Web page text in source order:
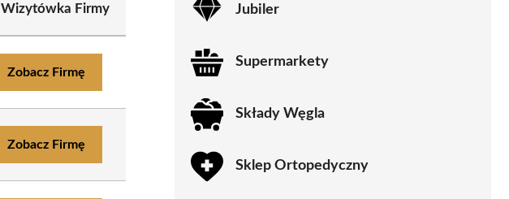
Wizytówka Firmy
Zobacz Firmę
Zobacz Firmę
Jubiler
Supermarkety
Składy Węgla
Sklep Ortopedyczny